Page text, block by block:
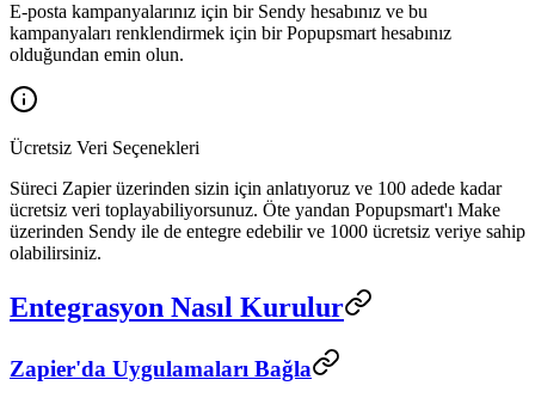
E-posta kampanyalarınız için bir Sendy hesabınız ve bu
kampanyaları renklendirmek için bir Popupsmart hesabınız
olduğundan emin olun.
Ücretsiz Veri Seçenekleri
Süreci Zapier üzerinden sizin için anlatıyoruz ve 100 adede kadar
ücretsiz veri toplayabiliyorsunuz. Öte yandan Popupsmart'ı Make
üzerinden Sendy ile de entegre edebilir ve 1000 ücretsiz veriye sahip
olabilirsiniz.
Entegrasyon Nasıl Kurulur
Zapier'da Uygulamaları Bağla